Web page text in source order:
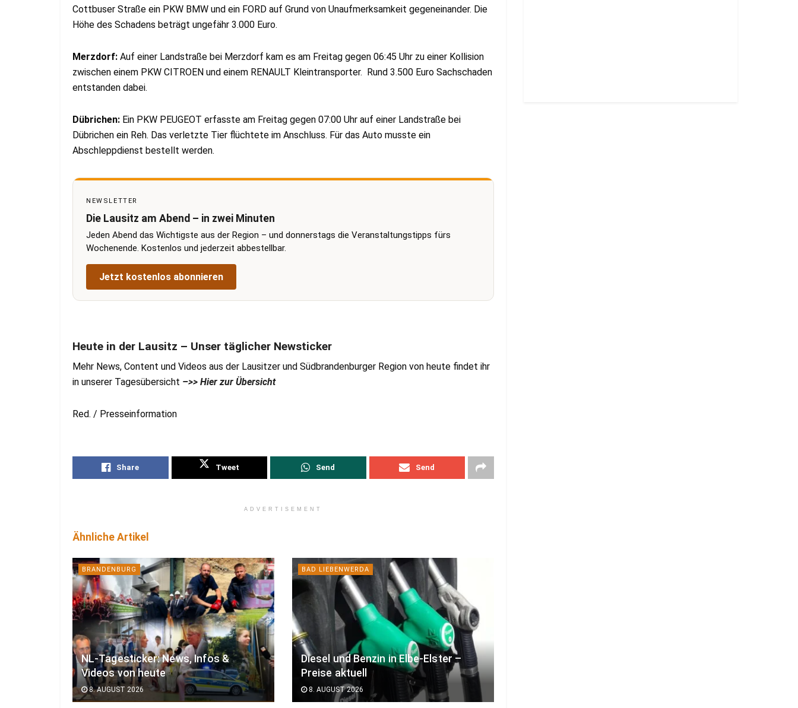
Cottbuser Straße ein PKW BMW und ein FORD auf Grund von Unaufmerksamkeit gegeneinander. Die
Höhe des Schadens beträgt ungefähr 3.000 Euro.
Merzdorf: Auf einer Landstraße bei Merzdorf kam es am Freitag gegen 06:45 Uhr zu einer Kollision
zwischen einem PKW CITROEN und einem RENAULT Kleintransporter. Rund 3.500 Euro Sachschaden
entstanden dabei.
Dübrichen: Ein PKW PEUGEOT erfasste am Freitag gegen 07:00 Uhr auf einer Landstraße bei
Dübrichen ein Reh. Das verletzte Tier flüchtete im Anschluss. Für das Auto musste ein
Abschleppdienst bestellt werden.
NEWSLETTER
Die Lausitz am Abend – in zwei Minuten
Jeden Abend das Wichtigste aus der Region – und donnerstags die Veranstaltungstipps fürs
Wochenende. Kostenlos und jederzeit abbestellbar.
Jetzt kostenlos abonnieren
Heute in der Lausitz – Unser täglicher Newsticker
Mehr News, Content und Videos aus der Lausitzer und Südbrandenburger Region von heute findet ihr
in unserer Tagesübersicht –>> Hier zur Übersicht
Red. / Presseinformation
Share Tweet Send Send
ADVERTISEMENT
Ähnliche Artikel
BRANDENBURG
NL-Tagesticker: News, Infos &
Videos von heute
8. AUGUST 2026
BAD LIEBENWERDA
Diesel und Benzin in Elbe-Elster –
Preise aktuell
8. AUGUST 2026